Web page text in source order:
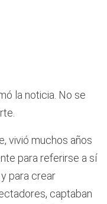
la noticia. No se
vivió muchos años
para referirse a sí
para crear
captaban